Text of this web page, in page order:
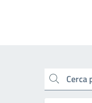
cerca